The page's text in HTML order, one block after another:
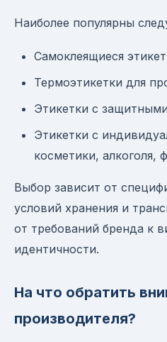
Наиболее популярны
Самоклеящиеся
Термоэтикетки для
Этикетки с
Этикетки с
косметики, алкоголя,
Выбор зависит от
условий хранения и
от требований бренда к
идентичности.
На что обратить
производителя?